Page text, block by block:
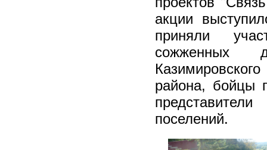
акции
приняли
сожженных
района, бойцы
поселений.